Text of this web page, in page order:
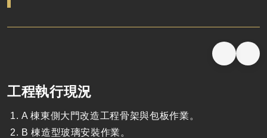
工程執行現況
A 棟東側大門改造工程骨架與包板作業。
B 棟造型玻璃安裝作業。